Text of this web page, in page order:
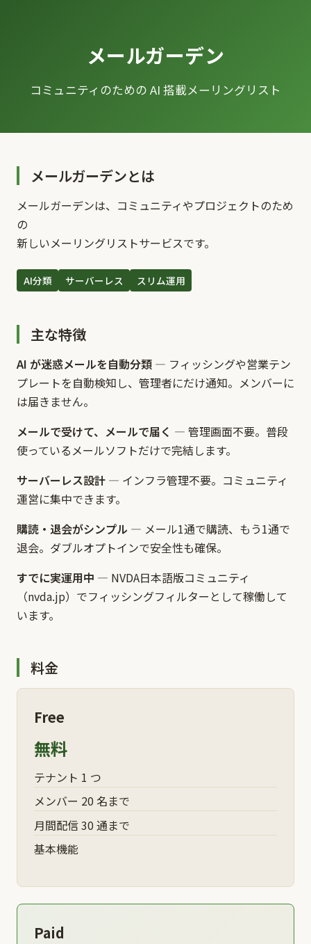
メールガーデン
コミュニティのための AI 搭載メーリングリスト
メールガーデンとは
メールガーデンは、コミュニティやプロジェクトのため
の
新しいメーリングリストサービスです。
AI分類 サーバーレス スリム運用
主な特徴
AI が迷惑メールを自動分類 — フィッシングや営業テン
プレートを自動検知し、管理者にだけ通知。メンバーに
は届きません。
メールで受けて、メールで届く — 管理画面不要。普段
使っているメールソフトだけで完結します。
サーバーレス設計 — インフラ管理不要。コミュニティ
運営に集中できます。
購読・退会がシンプル — メール1通で購読、もう1通で
退会。ダブルオプトインで安全性も確保。
すでに実運用中 — NVDA日本語版コミュニティ
（nvda.jp）でフィッシングフィルターとして稼働して
います。
料金
Free
無料
テナント 1 つ
メンバー 20 名まで
月間配信 30 通まで
基本機能
Paid